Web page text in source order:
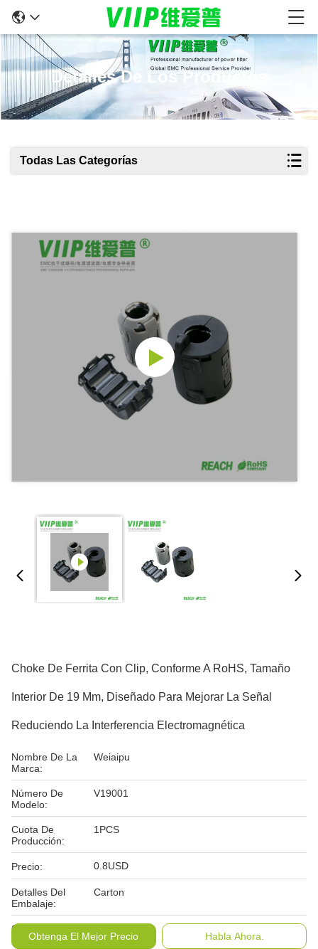
Detalles De Los Productos
Todas Las Categorías
Choke De Ferrita Con Clip, Conforme A RoHS, Tamaño
Interior De 19 Mm, Diseñado Para Mejorar La Señal
Reduciendo La Interferencia Electromagnética
Nombre De La
Marca:
Weiaipu
Número De
Modelo:
V19001
Cuota De
Producción:
1PCS
Precio: 0.8USD
Detalles Del
Embalaje:
Carton
Condiciones De
Pago:Obtenga El Mejor Precio Habla Ahora.